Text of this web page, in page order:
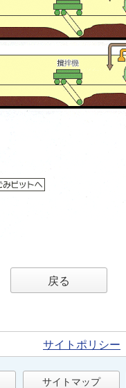
戻る
サイトポリシー
サイトマップ